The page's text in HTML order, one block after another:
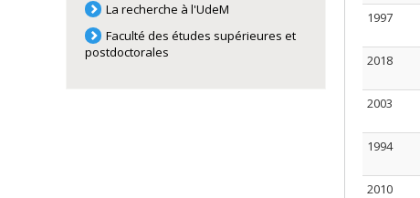
1997
2018
2003
1994
2010
La recherche à l'UdeM
Faculté des études supérieures et
postdoctorales